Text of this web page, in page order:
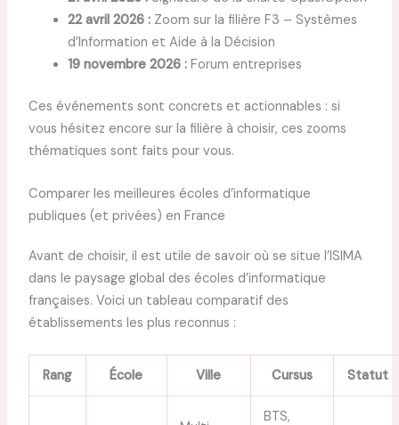
22 avril 2026 :Zoom sur la filière F3 – Systèmes
d’Information et Aide à la Décision
19 novembre 2026 :Forum entreprises
Ces événements sont concrets et actionnables : si
vous hésitez encore sur la filière à choisir, ces zooms
thématiques sont faits pour vous.
Comparer les meilleures écoles d’informatique
publiques (et privées) en France
Avant de choisir, il est utile de savoir où se situe l’ISIMA
dans le paysage global des écoles d’informatique
françaises. Voici un tableau comparatif des
établissements les plus reconnus :
Rang École Ville Cursus Statut
BTS,